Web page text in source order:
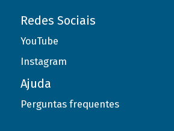
Redes Sociais
YouTube
Instagram
Ajuda
Perguntas frequentes